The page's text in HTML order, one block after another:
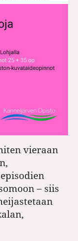
vieraan
– siis